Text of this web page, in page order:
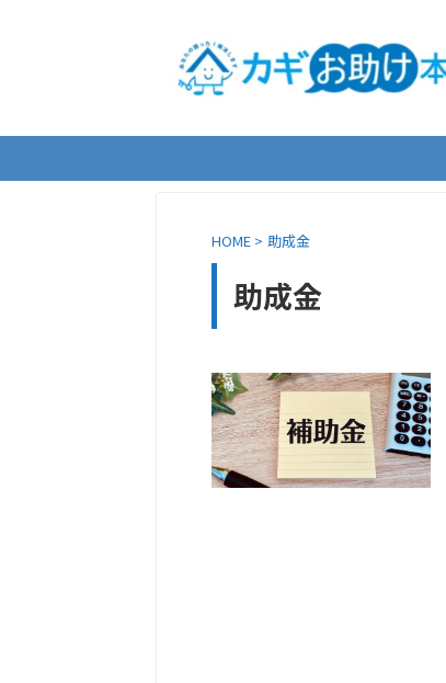
HOME > 助成金
助成金